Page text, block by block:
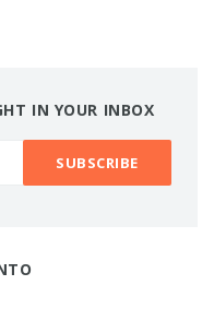
IN YOUR INBOX